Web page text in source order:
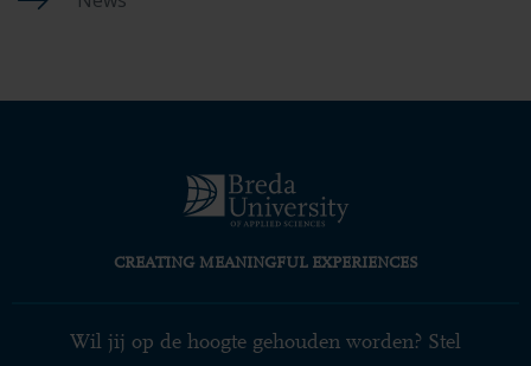
CREATING MEANINGFUL EXPERIENCES
Wil jij op de hoogte gehouden worden? Stel